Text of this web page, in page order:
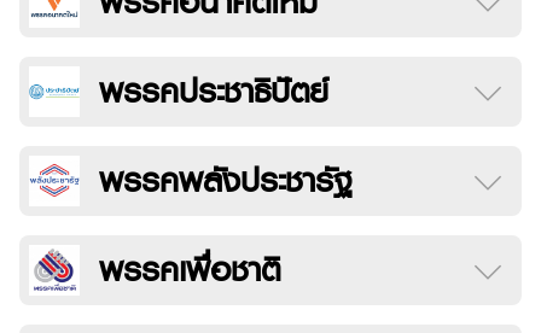
พรรคประชาธิปัตย์
พรรคพลังประชารัฐ
พรรคเพื่อชาติ